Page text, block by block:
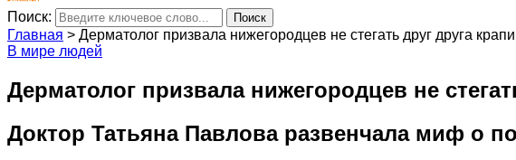
Поиск: Поиск
Главная > Дерматолог призвала нижегородцев не стегать друг друга
В мире людей
Дерматолог призвала нижегородцев не
Доктор Татьяна Павлова развенчала миф о